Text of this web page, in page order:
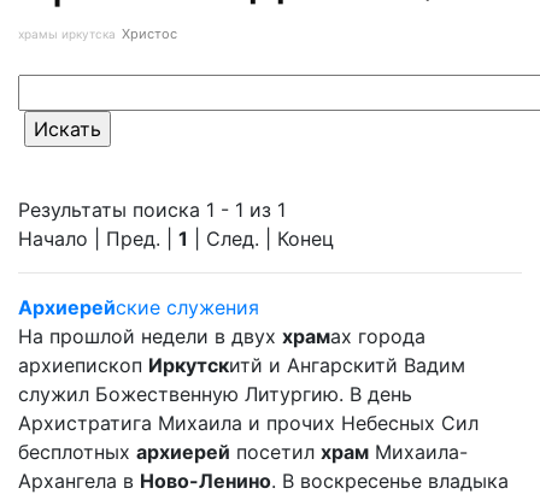
храмы иркутска Христос
Результаты поиска 1 - 1 из 1
Начало | Пред. | 1 | След. | Конец
Архиерейские служения
На прошлой недели в двух храмах города
архиепископ Иркутскитй и Ангарскитй Вадим
служил Божественную Литургию. В день
Архистратига Михаила и прочих Небесных Сил
бесплотных архиерей посетил храм Михаила-
Архангела в Ново-Ленино. В воскресенье владыка